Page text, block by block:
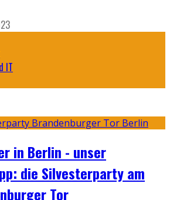
IT
in Berlin - unser
die Silvesterparty am
Tor